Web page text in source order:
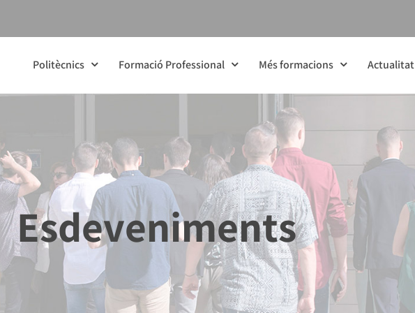
Politècnics Formació Professional Més formacions Actualitat
Esdeveniments